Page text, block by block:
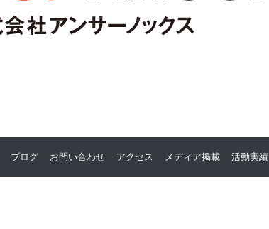
ブログ お問い合わせ アクセス メディア掲載 活動実績